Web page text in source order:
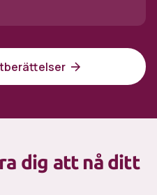
dig att nå ditt